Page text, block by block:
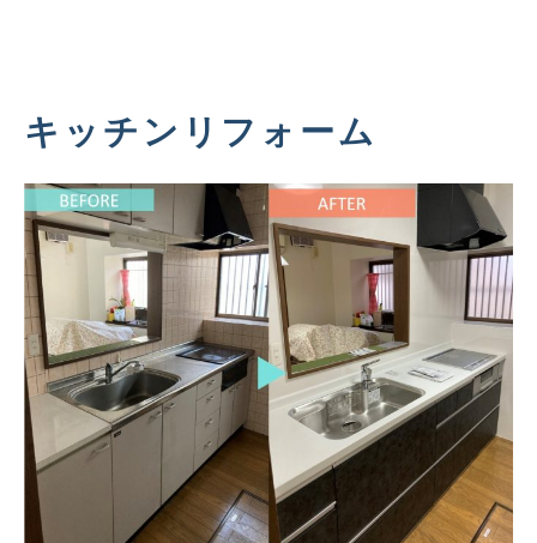
キッチンリフォーム